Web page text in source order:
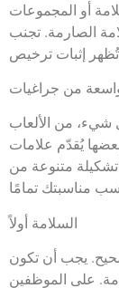
أو المجموعات
الصارمة. تجنب
شيء، من الألعاب
بعضها يُقدّم علامات
متنوعة من
السلامة أولاً
يجب أن تكون
على الموظفين